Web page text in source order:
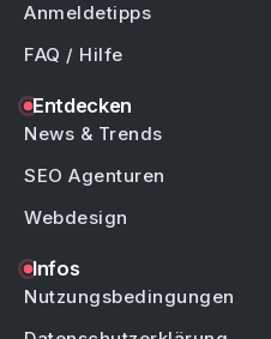
Anmeldetipps
FAQ / Hilfe
Entdecken
News & Trends
SEO Agenturen
Webdesign
Infos
Nutzungsbedingungen